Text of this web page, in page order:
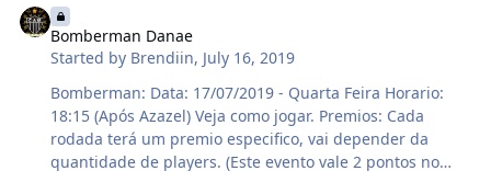
sqms "especiais", que podem te ajudar ou te atrapalhar.
E vence o primeiro que chegar ao fim do corredor. SQM's
Especiais Faz voltar 2 casas. Faz avançar 2 casas. Escolhe
Volta para o inicio. Roda o dado mais uma vez. Fica 1
rodada sem joga…
Bomberman Danae
Started by Brendiin, July 16, 2019
Bomberman: Data: 17/07/2019 - Quarta Feira Horario:
18:15 (Após Azazel) Veja como jogar. Premios: Cada
rodada terá um premio especifico, vai depender da
quantidade de players. (Este evento vale 2 pontos no